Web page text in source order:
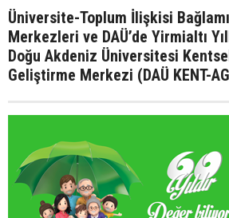
Üniversite-Toplum İlişkisi
Merkezleri ve DAÜ’de Yirmialtı
Doğu Akdeniz Üniversitesi
Geliştirme Merkezi (DAÜ KENT-